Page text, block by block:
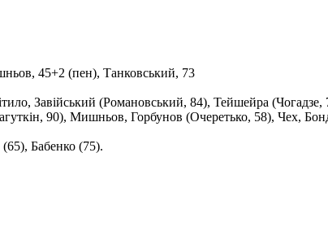
45+2 (пен), Танковський, 73
Завійський (Романовський, 84), Тейшейра
90), Мишньов, Горбунов (Очеретько, 58), Чех,
Бабенко (75).